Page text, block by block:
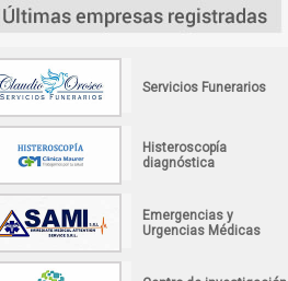
Servicios Funerarios
Histeroscopía
diagnóstica
Emergencias y
Urgencias Médicas